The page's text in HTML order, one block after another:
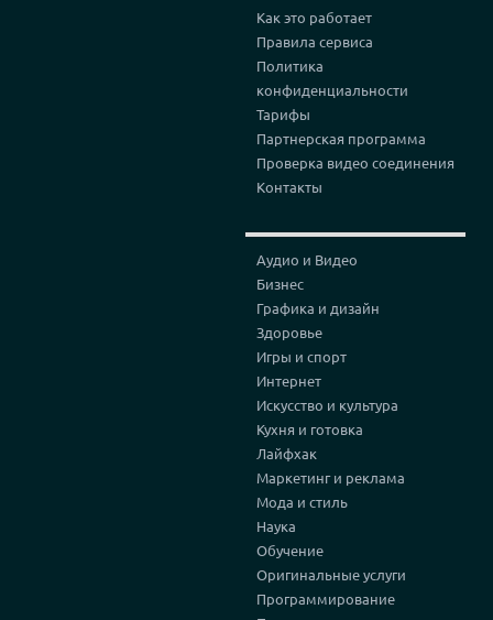
Как это работает
Правила сервиса
Политика
конфиденциальности
Тарифы
Партнерская программа
Проверка видео соединения
Контакты
Аудио и Видео
Бизнес
Графика и дизайн
Здоровье
Игры и спорт
Интернет
Искусство и культура
Кухня и готовка
Лайфхак
Маркетинг и реклама
Мода и стиль
Наука
Обучение
Оригинальные услуги
Программирование